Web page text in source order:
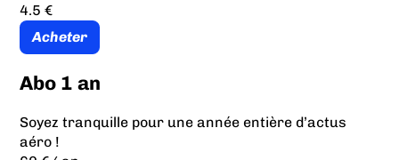
4.5 €
Acheter
Abo 1 an
Soyez tranquille pour une année entière d’actus
aéro !